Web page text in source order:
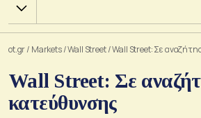
Χ.Α.
ot.gr/ Markets/Wall Street/Wall Street: Σε
Wall Street: Σε
κατεύθυνσης